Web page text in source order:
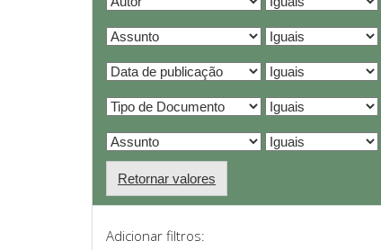
Retornar valores
Adicionar filtros: